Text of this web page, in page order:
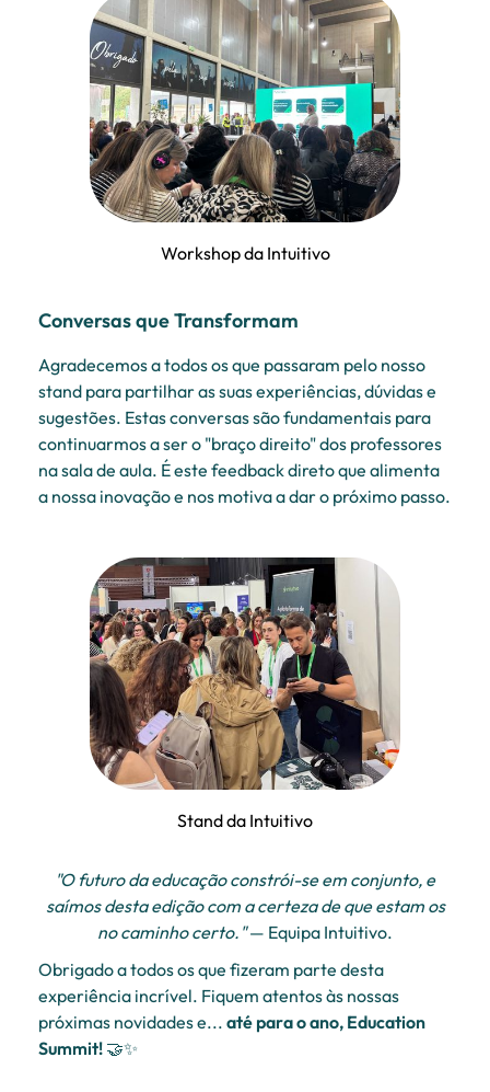
Workshop da Intuitivo
Conversas que Transformam
Agradecemos a todos os que passaram pelo nosso
stand para partilhar as suas experiências, dúvidas e
sugestões. Estas conversas são fundamentais para
continuarmos a ser o "braço direito" dos professores
na sala de aula. É este feedback direto que alimenta
a nossa inovação e nos motiva a dar o próximo passo.
Stand da Intuitivo
"O futuro da educação constrói-se em conjunto, e
saímos desta edição com a certeza de que estam os
no caminho certo."— Equipa Intuitivo.
Obrigado a todos os que fizeram parte desta
experiência incrível. Fiquem atentos às nossas
próximas novidades e... até para o ano, Education
Summit! 🤝✨